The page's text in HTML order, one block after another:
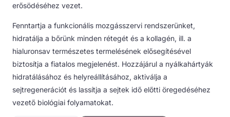
erősödéséhez vezet.
Fenntartja a funkcionális mozgásszervi rendszerünket,
hidratálja a bőrünk minden rétegét és a kollagén, ill. a
hialuronsav természetes termelésének elősegítésével
biztosítja a fiatalos megjelenést. Hozzájárul a nyálkahártyák
hidratálásához és helyreállításához, aktiválja a
sejtregenerációt és lassítja a sejtek idő előtti öregedéséhez
vezető biológiai folyamatokat.